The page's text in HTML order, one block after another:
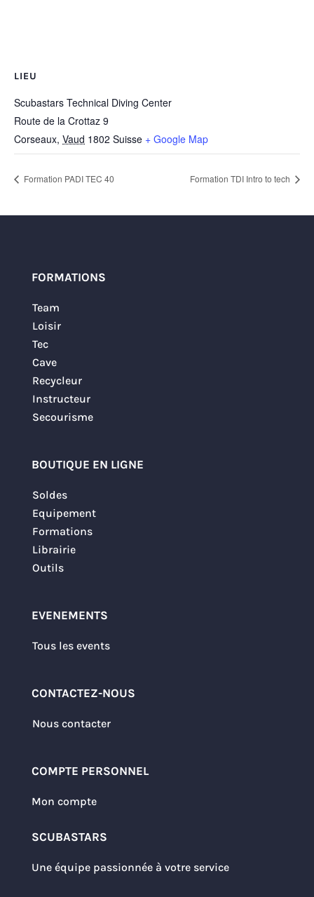
LIEU
Scubastars Technical Diving Center
Route de la Crottaz 9
Corseaux, Vaud 1802 Suisse + Google Map
Formation PADI TEC 40 Formation TDI Intro to tech
FORMATIONS
Team
Loisir
Tec
Cave
Recycleur
Instructeur
Secourisme
BOUTIQUE EN LIGNE
Soldes
Equipement
Formations
Librairie
Outils
EVENEMENTS
Tous les events
CONTACTEZ-NOUS
Nous contacter
COMPTE PERSONNEL
Mon compte
SCUBASTARS
Une équipe passionnée à votre service